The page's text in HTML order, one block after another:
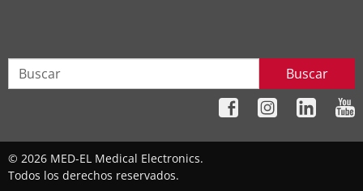
Soluciones auditivas compatibles:
BONEBRIDGE,EAS System,CI System,ADHEAR
Buscar
© 2026 MED-EL Medical Electronics.
Todos los derechos reservados.